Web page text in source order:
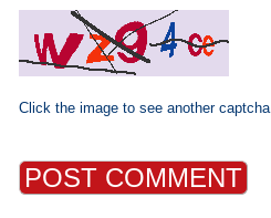
Click the image to see another captcha.